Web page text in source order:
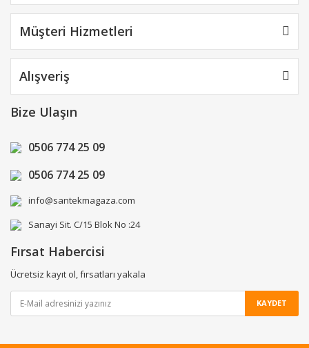
Müşteri Hizmetleri
Alışveriş
Bize Ulaşın
0506 774 25 09
0506 774 25 09
info@santekmagaza.com
Sanayi Sit. C/15 Blok No :24
Fırsat Habercisi
Ücretsiz kayıt ol, fırsatları yakala
KAYDET